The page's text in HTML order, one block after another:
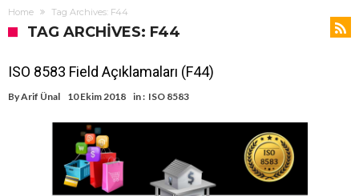
Home Tag Archives: F44
TAG ARCHIVES: F44
ISO 8583 Field Açıklamaları (F44)
ByArif Ünal 10 Ekim 2018 in : ISO 8583